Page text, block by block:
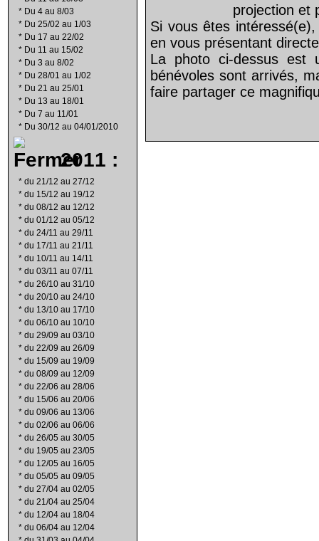
* Du 4 au 8/03
* Du 25/02 au 1/03
* Du 17 au 22/02
* Du 11 au 15/02
* Du 3 au 8/02
* Du 28/01 au 1/02
* Du 21 au 25/01
* Du 13 au 18/01
* Du 7 au 11/01
* Du 30/12 au 04/01/2010
2011 :
* du 21/12 au 27/12
* du 15/12 au 19/12
* du 08/12 au 12/12
* du 01/12 au 05/12
* du 24/11 au 29/11
* du 17/11 au 21/11
* du 10/11 au 14/11
* du 03/11 au 07/11
* du 26/10 au 31/10
* du 20/10 au 24/10
* du 13/10 au 17/10
* du 06/10 au 10/10
* du 29/09 au 03/10
* du 22/09 au 26/09
* du 15/09 au 19/09
* du 08/09 au 12/09
* du 22/06 au 28/06
* du 15/06 au 20/06
* du 09/06 au 13/06
* du 02/06 au 06/06
* du 26/05 au 30/05
* du 19/05 au 23/05
* du 12/05 au 16/05
* du 05/05 au 09/05
* du 27/04 au 02/05
* du 21/04 au 25/04
* du 12/04 au 18/04
* du 06/04 au 12/04
projection et
Si vous êtes
en vous présentant
La photo ci-dessus est
bénévoles sont arrivés,
faire partager ce